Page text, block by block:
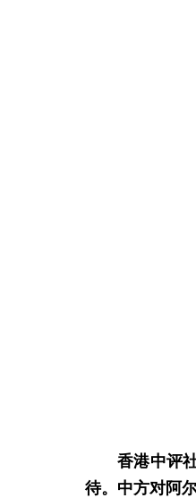
香港中评
待。中方对阿